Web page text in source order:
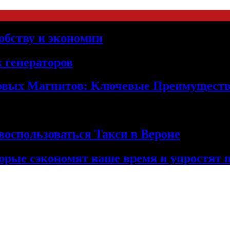
и экономии
Магнитов: Ключевые
Такси в Вероне
сэкономят ваше время и упростят